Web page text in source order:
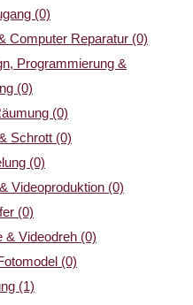
(0)
Computer Reparatur (0)
Programmierung &
(0)
(0)
Schrott (0)
(0)
Videoproduktion (0)
(0)
& Videodreh (0)
(0)
(1)